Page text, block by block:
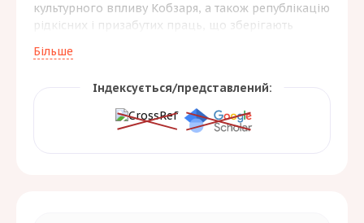
культурного впливу Кобзаря, а також републікацію
рідкісних і призабутих праць, що зберігають
поєднанню історико-літературних,
«Шевченків світ»сприяє розвитку сучасного
шевченкознавства й популяризації національної
спадщини у вітчизняному та міжнародному
Більше
Індексується/представлений: